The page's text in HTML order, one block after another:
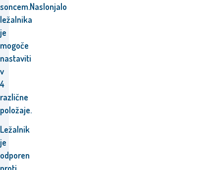
soncem.Naslonjalo
ležalnika
je
mogoče
nastaviti
v
4
različne
položaje.
Ležalnik
je
odporen